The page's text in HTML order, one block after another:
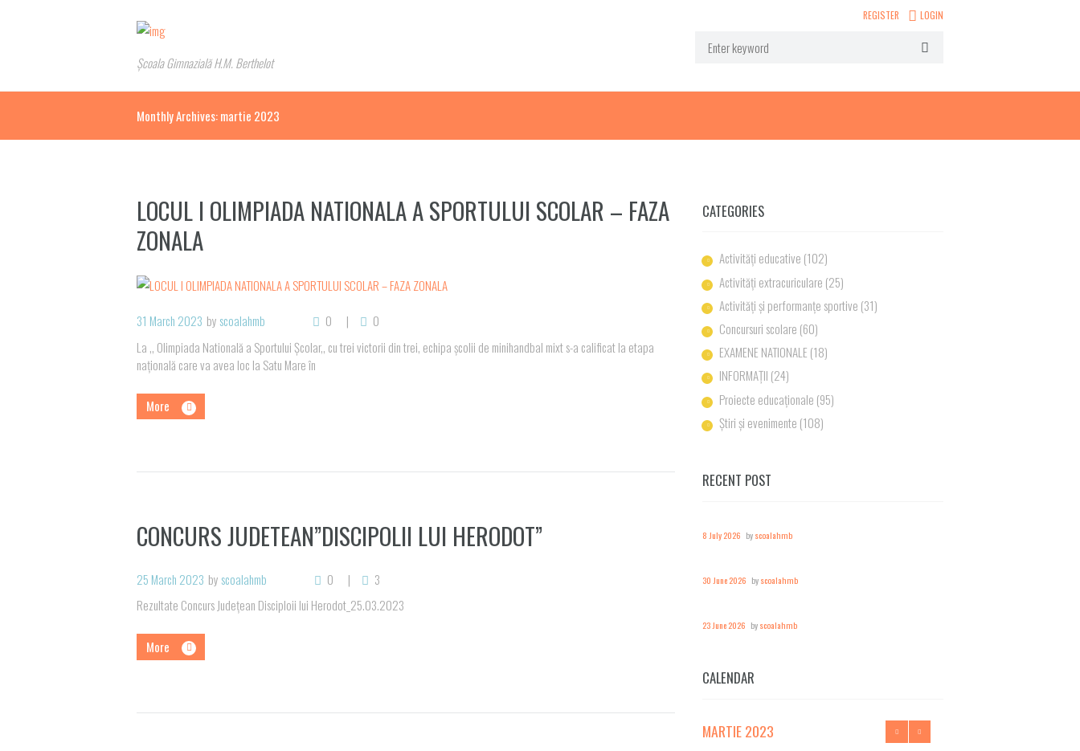
REGISTER LOGIN
Școala Gimnazială H.M. Berthelot
Monthly Archives: martie 2023
LOCUL I OLIMPIADA NATIONALA A SPORTULUI SCOLAR – FAZA
ZONALA
31 March 2023 by scoalahmb 0
0
La ,, Olimpiada Natională a Sportului Școlar,, cu trei victorii din trei, echipa școlii de minihandbal mixt s-a calificat la etapa
națională care va avea loc la Satu Mare în
More
CONCURS JUDETEAN”DISCIPOLII LUI HERODOT”
25 March 2023 by scoalahmb 0
3
Rezultate Concurs Județean Disciploii lui Herodot_25.03.2023
More
CATEGORIES
Activități educative (102)
Activități extracuriculare (25)
Activități și performanțe sportive (31)
Concursuri scolare (60)
EXAMENE NATIONALE (18)
INFORMAȚII (24)
Proiecte educaționale (95)
Știri și evenimente (108)
RECENT POST
8 July 2026 byscoalahmb
30 June 2026 byscoalahmb
23 June 2026 byscoalahmb
CALENDAR
MARTIE2023